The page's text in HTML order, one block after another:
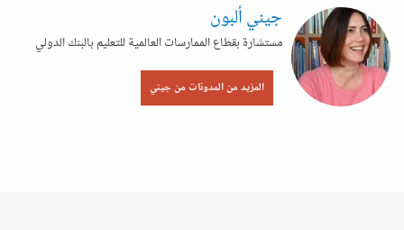
جيني ألبون
مستشارة بقطاع الممارسات العالمية للتعليم بالبنك الدولي
المزيد من المدونات من جيني